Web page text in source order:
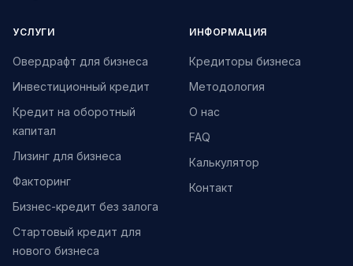
УСЛУГИ
Овердрафт для бизнеса
Инвестиционный кредит
Кредит на оборотный
капитал
Лизинг для бизнеса
Факторинг
Бизнес-кредит без залога
Стартовый кредит для
нового бизнеса
ИНФОРМАЦИЯ
Кредиторы бизнеса
Методология
О нас
FAQ
Калькулятор
Контакт